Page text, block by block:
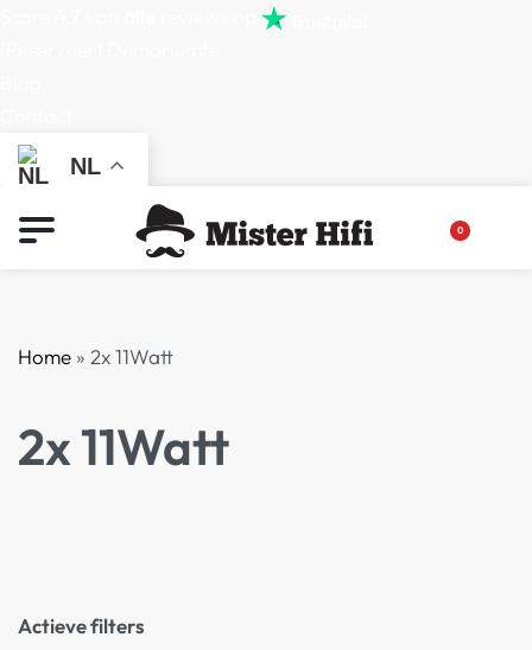
NL
0
Home » 2x 11Watt
2x 11Watt
Actieve filters